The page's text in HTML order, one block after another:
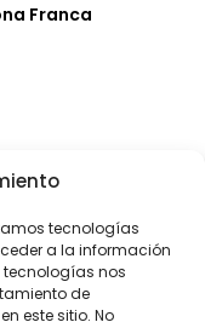
tecnologías
a la información
tecnologías nos
de
este sitio. No
Franca